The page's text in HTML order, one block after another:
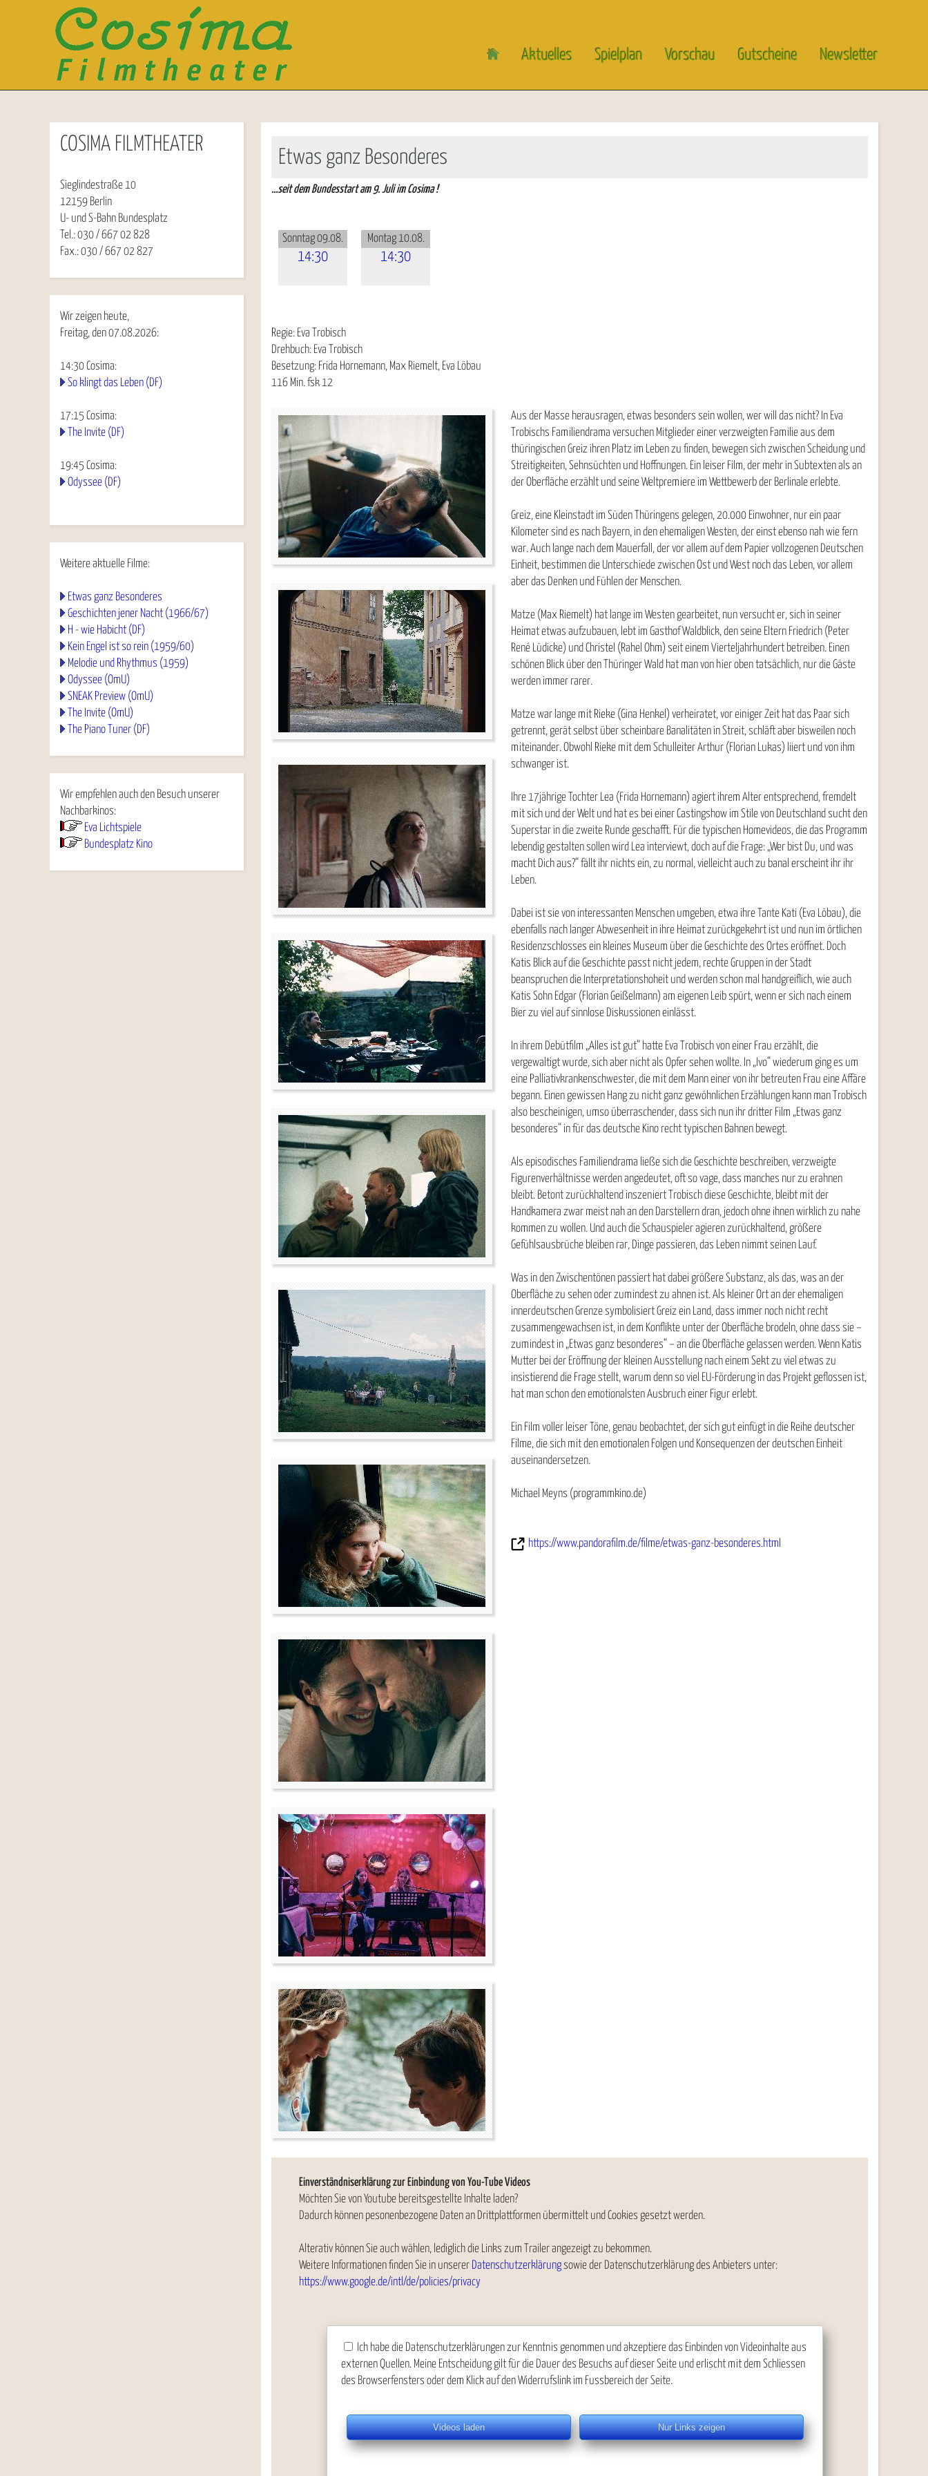
Aktuelles Spielplan Vorschau Gutscheine Newsletter
COSIMA FILMTHEATER
Sieglindestraße 10
12159 Berlin
U- und S-Bahn Bundesplatz
Tel.: 030 / 667 02 828
Fax.: 030 / 667 02 827
Wir zeigen heute,
Freitag, den 07.08.2026:
14:30Cosima:
So klingt das Leben (DF)
17:15 Cosima:
The Invite (DF)
19:45 Cosima:
Odyssee (DF)
Weitere aktuelle Filme:
Etwas ganz Besonderes
Geschichten jener Nacht (1966/67)
H - wie Habicht (DF)
Kein Engel ist so rein (1959/60)
Melodie und Rhythmus (1959)
Odyssee (OmU)
SNEAK Preview (OmU)
The Invite (OmU)
The Piano Tuner (DF)
Wir empfehlen auch den Besuch unserer
Nachbarkinos:
Eva Lichtspiele
Bundesplatz Kino
Etwas ganz Besonderes
...seit dem Bundesstart am 9. Juli im Cosima !
Sonntag 09.08.
14:30
Montag 10.08.
14:30
Regie: Eva Trobisch
Drehbuch: Eva Trobisch
Besetzung: Frida Hornemann, Max Riemelt, Eva Löbau
116 Min. fsk 12
Aus der Masse herausragen, etwas besonders sein wollen, wer will das nicht? In Eva
Trobischs Familiendrama versuchen Mitglieder einer verzweigten Familie aus dem
thüringischen Greiz ihren Platz im Leben zu finden, bewegen sich zwischen Scheidung und
Streitigkeiten, Sehnsüchten und Hoffnungen. Ein leiser Film, der mehr in Subtexten als an
der Oberfläche erzählt und seine Weltpremiere im Wettbewerb der Berlinale erlebte.
Greiz, eine Kleinstadt im Süden Thüringens gelegen, 20.000 Einwohner, nur ein paar
Kilometer sind es nach Bayern, in den ehemaligen Westen, der einst ebenso nah wie fern
war. Auch lange nach dem Mauerfall, der vor allem auf dem Papier vollzogenen Deutschen
Einheit, bestimmen die Unterschiede zwischen Ost und West noch das Leben, vor allem
aber das Denken und Fühlen der Menschen.
Matze (Max Riemelt) hat lange im Westen gearbeitet, nun versucht er, sich in seiner
Heimat etwas aufzubauen, lebt im Gasthof Waldblick, den seine Eltern Friedrich (Peter
René Lüdicke) und Christel (Rahel Ohm) seit einem Vierteljahrhundert betreiben. Einen
schönen Blick über den Thüringer Wald hat man von hier oben tatsächlich, nur die Gäste
werden immer rarer.
Matze war lange mit Rieke (Gina Henkel) verheiratet, vor einiger Zeit hat das Paar sich
getrennt, gerät selbst über scheinbare Banalitäten in Streit, schläft aber bisweilen noch
miteinander. Obwohl Rieke mit dem Schulleiter Arthur (Florian Lukas) liiert und von ihm
schwanger ist.
Ihre 17jährige Tochter Lea (Frida Hornemann) agiert ihrem Alter entsprechend, fremdelt
mit sich und der Welt und hat es bei einer Castingshow im Stile von Deutschland sucht den
Superstar in die zweite Runde geschafft. Für die typischen Homevideos, die das Programm
lebendig gestalten sollen wird Lea interviewt, doch auf die Frage: „Wer bist Du, und was
macht Dich aus?“ fällt ihr nichts ein, zu normal, vielleicht auch zu banal erscheint ihr ihr
Leben.
Dabei ist sie von interessanten Menschen umgeben, etwa ihre Tante Kati (Eva Löbau), die
ebenfalls nach langer Abwesenheit in ihre Heimat zurückgekehrt ist und nun im örtlichen
Residenzschlosses ein kleines Museum über die Geschichte des Ortes eröffnet. Doch
Katis Blick auf die Geschichte passt nicht jedem, rechte Gruppen in der Stadt
beanspruchen die Interpretationshoheit und werden schon mal handgreiflich, wie auch
Katis Sohn Edgar (Florian Geißelmann) am eigenen Leib spürt, wenn er sich nach einem
Bier zu viel auf sinnlose Diskussionen einlässt.
In ihrem Debütfilm „Alles ist gut“ hatte Eva Trobisch von einer Frau erzählt, die
vergewaltigt wurde, sich aber nicht als Opfer sehen wollte. In „Ivo“ wiederum ging es um
eine Palliativkrankenschwester, die mit dem Mann einer von ihr betreuten Frau eine Affäre
begann. Einen gewissen Hang zu nicht ganz gewöhnlichen Erzählungen kann man Trobisch
also bescheinigen, umso überraschender, dass sich nun ihr dritter Film „Etwas ganz
besonderes“ in für das deutsche Kino recht typischen Bahnen bewegt.
Als episodisches Familiendrama ließe sich die Geschichte beschreiben, verzweigte
Figurenverhältnisse werden angedeutet, oft so vage, dass manches nur zu erahnen
bleibt. Betont zurückhaltend inszeniert Trobisch diese Geschichte, bleibt mit der
Handkamera zwar meist nah an den Darstellern dran, jedoch ohne ihnen wirklich zu nahe
kommen zu wollen. Und auch die Schauspieler agieren zurückhaltend, größere
Gefühlsausbrüche bleiben rar, Dinge passieren, das Leben nimmt seinen Lauf.
Was in den Zwischentönen passiert hat dabei größere Substanz, als das, was an der
Oberfläche zu sehen oder zumindest zu ahnen ist. Als kleiner Ort an der ehemaligen
innerdeutschen Grenze symbolisiert Greiz ein Land, dass immer noch nicht recht
zusammengewachsen ist, in dem Konflikte unter der Oberfläche brodeln, ohne dass sie –
zumindest in „Etwas ganz besonderes“ – an die Oberfläche gelassen werden. Wenn Katis
Mutter bei der Eröffnung der kleinen Ausstellung nach einem Sekt zu viel etwas zu
insistierend die Frage stellt, warum denn so viel EU-Förderung in das Projekt geflossen ist,
hat man schon den emotionalsten Ausbruch einer Figur erlebt.
Ein Film voller leiser Töne, genau beobachtet, der sich gut einfügt in die Reihe deutscher
Filme, die sich mit den emotionalen Folgen und Konsequenzen der deutschen Einheit
auseinandersetzen.
Michael Meyns (programmkino.de)
https://www.pandorafilm.de/filme/etwas-ganz-besonderes.html